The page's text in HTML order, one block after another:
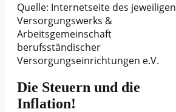
Quelle: Internetseite des jeweiligen
Versorgungswerks &
Arbeitsgemeinschaft
berufsständischer
Versorgungseinrichtungen e.V.
Die Steuern und die
Inflation!